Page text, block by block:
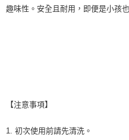
趣味性。安全且耐用，即便是小孩
【注意事項】
1. 初次使用前請先清洗。